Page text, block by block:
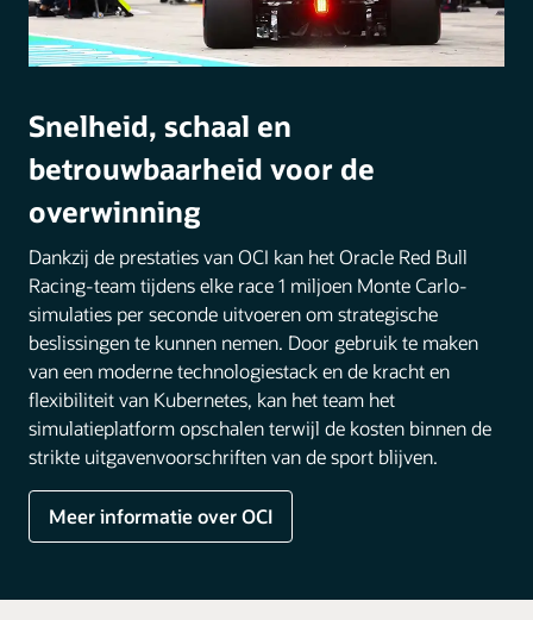
Snelheid, schaal en
betrouwbaarheid voor de
overwinning
Dankzij de prestaties van OCI kan het Oracle Red Bull
Racing-team tijdens elke race 1 miljoen Monte Carlo-
simulaties per seconde uitvoeren om strategische
beslissingen te kunnen nemen. Door gebruik te maken
van een moderne technologiestack en de kracht en
flexibiliteit van Kubernetes, kan het team het
simulatieplatform opschalen terwijl de kosten binnen de
strikte uitgavenvoorschriften van de sport blijven.
Meer informatie over OCI